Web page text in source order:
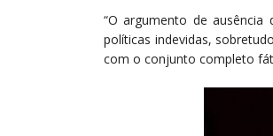
“O argumento de
políticas indevidas,
com o conjunto completo